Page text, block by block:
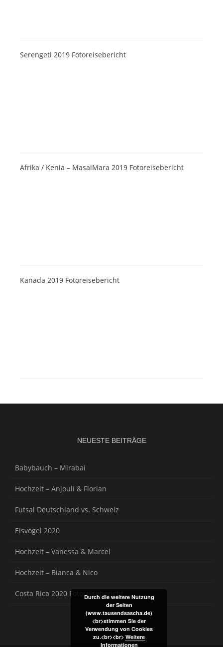
Serengeti 2019 Fotoreisebericht
Afrika / Kenia – MasaiMara 2019 Fotoreisebericht
Kanada 2019 Fotoreisebericht
NEUESTE BEITRÄGE
Babybauch – Mirabai
Hochzeit – Anjouli & Florian
Futsal Deutschland vs. Schweiz
Eisvogel 2020
Hochzeit – Vanessa & Marcel
Hochzeit – Bianca & Nico
Costa Rica 2020 FotoreiseberichtDurch die weitere Nutzung
der Seiten
(www.tausendsascha.de)
<br>stimmen Sie der
Verwendung von Cookies
zu.<br><br> Weitere
Informationen